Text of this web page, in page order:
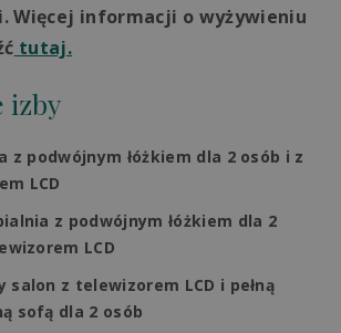
Więcej informacji o wyżywieniu
tutaj.
izby
z podwójnym łóżkiem dla 2 osób i z
LCD
z podwójnym łóżkiem dla 2
LCD
salon z telewizorem LCD i pełną
sofą dla 2 osób